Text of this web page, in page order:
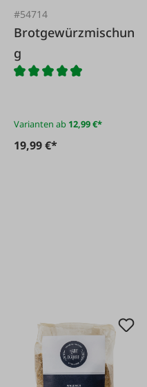
#54714
Brotgewürzmischun
g
Varianten ab 12,99 €*
19,99 €*